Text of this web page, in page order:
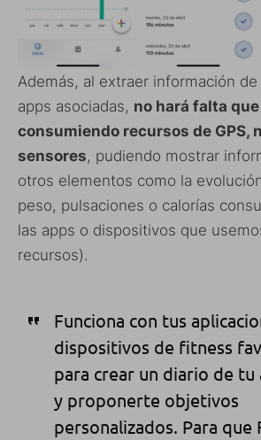
Además, al extraer información
apps asociadas, no hará falta
consumiendo recursos de GPS,
sensores, pudiendo mostrar
otros elementos como la
peso, pulsaciones o calorías
las apps o dispositivos que
recursos).
Funciona con tus
dispositivos de fitness
para crear un diario de tu
y proponerte objetivos
personalizados. Para que